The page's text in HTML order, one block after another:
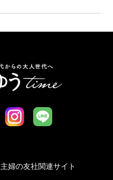
主婦の友社関連サイト